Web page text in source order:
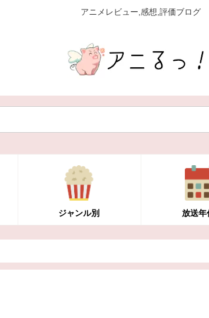
アニメレビュー,感想,評価ブログ
ジャンル別 放送年